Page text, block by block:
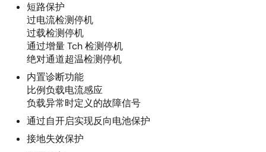
短路保护
过电流检测停机
过载检测停机
通过增量 Tch 检测停机
绝对通道超温检测停机
内置诊断功能
比例负载电流感应
负载异常时定义的故障信号
通过自开启实现反向电池保护
接地失效保护